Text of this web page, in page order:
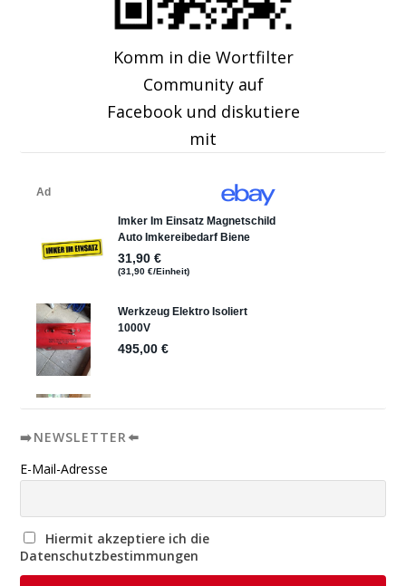
Komm in die Wortfilter
Community auf
Facebook und diskutiere
mit
➡️NEWSLETTER⬅️
E-Mail-Adresse
Hiermit akzeptiere ich die
Datenschutzbestimmungen